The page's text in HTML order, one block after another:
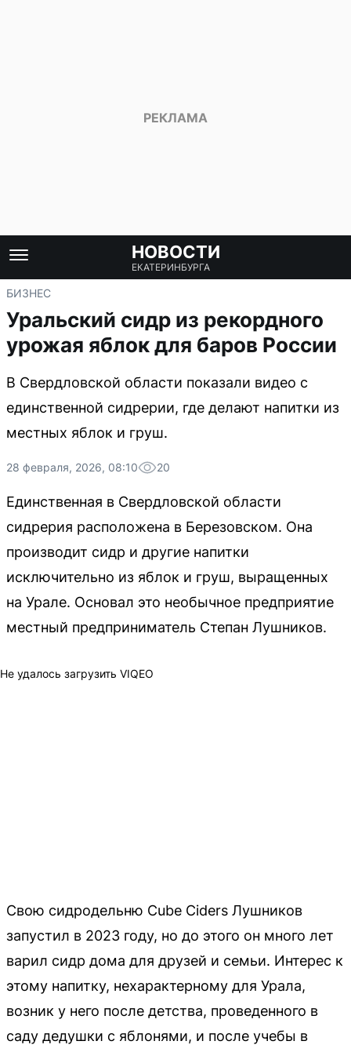
НОВОСТИ
ЕКАТЕРИНБУРГА
БИЗНЕС
Уральский сидр из рекордного
урожая яблок для баров России
В Свердловской области показали видео с
единственной сидрерии, где делают напитки из
местных яблок и груш.
28 февраля, 2026, 08:10 20
Единственная в Свердловской области
сидрерия расположена в Березовском. Она
производит сидр и другие напитки
исключительно из яблок и груш, выращенных
на Урале. Основал это необычное предприятие
местный предприниматель Степан Лушников.
Не удалось загрузить VIQEO
Свою сидродельню Cube Ciders Лушников
запустил в 2023 году, но до этого он много лет
варил сидр дома для друзей и семьи. Интерес к
этому напитку, нехарактерному для Урала,
возник у него после детства, проведенного в
саду дедушки с яблонями, и после учебы в